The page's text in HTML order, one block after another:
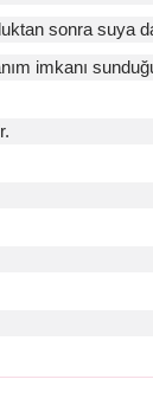
sonra suya
imkanı